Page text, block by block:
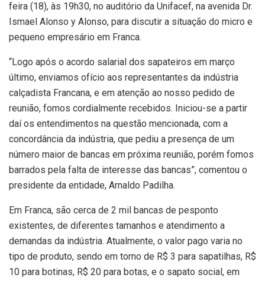
feira (18), às 19h30, no auditório da Unifacef, na avenida Dr.
Ismael Alonso y Alonso, para discutir a situação do micro e
pequeno empresário em Franca.
“Logo após o acordo salarial dos sapateiros em março
último, enviamos ofício aos representantes da indústria
calçadista Francana, e em atenção ao nosso pedido de
reunião, fomos cordialmente recebidos. Iniciou-se a partir
daí os entendimentos na questão mencionada, com a
concordância da indústria, que pediu a presença de um
número maior de bancas em próxima reunião, porém fomos
barrados pela falta de interesse das bancas”, comentou o
presidente da entidade, Arnaldo Padilha.
Em Franca, são cerca de 2 mil bancas de pesponto
existentes, de diferentes tamanhos e atendimento a
demandas da indústria. Atualmente, o valor pago varia no
tipo de produto, sendo em torno de R$ 3 para sapatilhas, R$
10 para botinas, R$ 20 para botas, e o sapato social, em